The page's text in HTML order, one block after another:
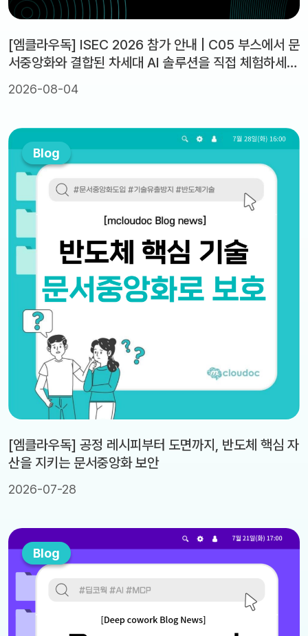
[엠클라우독] ISEC 2026 참가 안내 | C05 부스에서 문
서중앙화와 결합된 차세대 AI 솔루션을 직접 체험하세
요!
2026-08-04
Blog
[엠클라우독] 공정 레시피부터 도면까지, 반도체 핵심 자
산을 지키는 문서중앙화 보안
2026-07-28
Blog